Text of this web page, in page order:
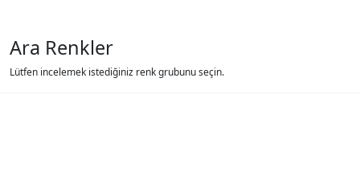
Ara Renkler
Lütfen incelemek istediğiniz renk grubunu seçin.